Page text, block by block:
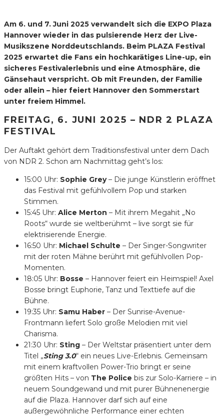
Am 6. und 7. Juni 2025 verwandelt sich die EXPO Plaza
Hannover wieder in das pulsierende Herz der Live-
Musikszene Norddeutschlands. Beim PLAZA Festival
2025 erwartet die Fans ein hochkarätiges Line-up, ein
sicheres Festivalerlebnis und eine Atmosphäre, die
Gänsehaut verspricht. Ob mit Freunden, der Familie
oder allein – hier feiert Hannover den Sommerstart
unter freiem Himmel.
FREITAG, 6. JUNI 2025 – NDR 2 PLAZA
FESTIVAL
Der Auftakt gehört dem Traditionsfestival unter dem Dach
von NDR 2. Schon am Nachmittag geht’s los:
15:00 Uhr: Sophie Grey– Die junge Künstlerin eröffnet
das Festival mit gefühlvollem Pop und starken
Stimmen.
15:45 Uhr: Alice Merton – Mit ihrem Megahit „No
Roots“ wurde sie weltberühmt – live sorgt sie für
elektrisierende Energie.
16:50 Uhr: Michael Schulte – Der Singer-Songwriter
mit der roten Mähne berührt mit gefühlvollen Pop-
Momenten.
18:05 Uhr: Bosse – Hannover feiert ein Heimspiel! Axel
Bosse bringt Euphorie, Tanz und Texttiefe auf die
Bühne.
19:35 Uhr: Samu Haber – Der Sunrise-Avenue-
Frontmann liefert Solo große Melodien mit viel
Charisma.
21:30 Uhr: Sting – Der Weltstar präsentiert unter dem
Titel „Sting 3.0“ ein neues Live-Erlebnis. Gemeinsam
mit einem kraftvollen Power-Trio bringt er seine
größten Hits – von The Police bis zur Solo-Karriere – in
neuem Soundgewand und mit purer Bühnenenergie
auf die Plaza. Hannover darf sich auf eine
außergewöhnliche Performance einer echten